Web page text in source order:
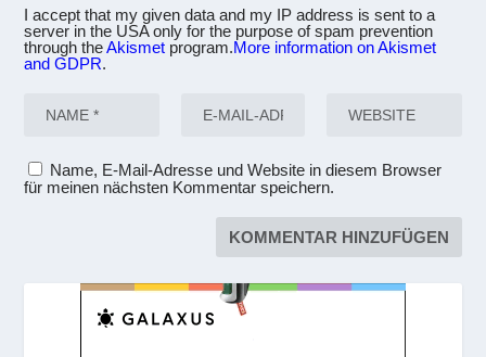
I accept that my given data and my IP address is sent to a
server in the USA only for the purpose of spam prevention
through theAkismet program.More information on Akismet
and GDPR.
Name, E-Mail-Adresse und Website in diesem Browser
für meinen nächsten Kommentar speichern.